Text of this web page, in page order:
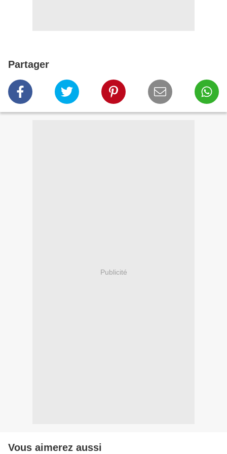
Partager
Publicité
Vous aimerez aussi